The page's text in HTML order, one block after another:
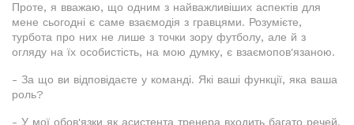
Проте, я вважаю, що одним з найважливіших аспектів для
мене сьогодні є саме взаємодія з гравцями. Розумієте,
турбота про них не лише з точки зору футболу, але й з
огляду на їх особистість, на мою думку, є взаємопов'язаною.
- За що ви відповідаєте у команді. Які ваші функції, яка ваша
роль?
- У мої обов'язки як асистента тренера входить багато речей.